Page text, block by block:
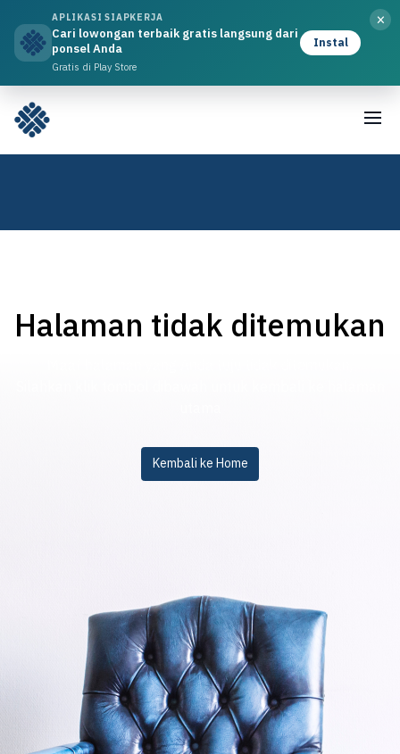
×
APLIKASI SIAPKERJA
Cari lowongan terbaik gratis langsung dari
ponsel Anda
Gratis di Play Store
Instal
Halaman tidak ditemukan
Kembali ke Home